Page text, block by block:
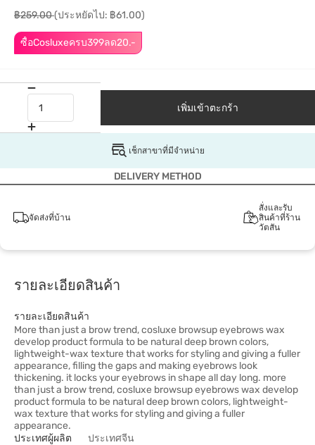
ซื้อCosluxeครบ399ลด20.-
฿259.00(ประหยัดไป: ฿61.00)
เพิ่มเข้าตะกร้า
เช็กสาขาที่มีจำหน่าย
DELIVERY METHOD
จัดส่งที่บ้าน
สั่งและรับ
สินค้าที่ร้าน
วัตสัน
รายละเอียดสินค้า
รายละเอียดสินค้า
More than just a brow trend, cosluxe browsup eyebrows wax
develop product formula to be natural deep brown colors,
lightweight-wax texture that works for styling and giving a fuller
appearance, filling the gaps and making eyebrows look
thickening. it locks your eyebrows in shape all day long. more
than just a brow trend, cosluxe browsup eyebrows wax develop
product formula to be natural deep brown colors, lightweight-
wax texture that works for styling and giving a fuller
appearance.
ประเทศผู้ผลิต
ประเทศจีน